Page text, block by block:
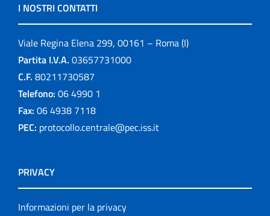
I NOSTRI CONTATTI
Viale Regina Elena 299, 00161 – Roma (I)
Partita I.V.A. 03657731000
C.F. 80211730587
Telefono: 06 4990 1
Fax: 06 4938 7118
PEC: protocollo.centrale@pec.iss.it
PRIVACY
Informazioni per la privacy